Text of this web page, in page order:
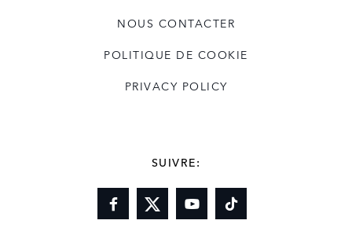
NOUS CONTACTER
POLITIQUE DE COOKIE
PRIVACY POLICY
SUIVRE: